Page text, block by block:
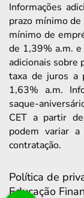
Informações
prazo mínimo
mínimo de
de 1,39% a.m.
adicionais sobre
taxa de juros a
1,63% a.m.
saque-
CET a partir
podem variar
contratação.
Política de
Educação